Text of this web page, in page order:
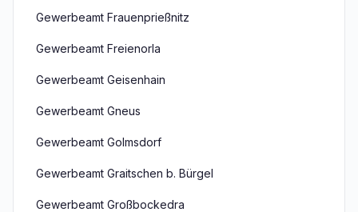
Gewerbeamt Frauenprießnitz
Gewerbeamt Freienorla
Gewerbeamt Geisenhain
Gewerbeamt Gneus
Gewerbeamt Golmsdorf
Gewerbeamt Graitschen b. Bürgel
Gewerbeamt Großbockedra